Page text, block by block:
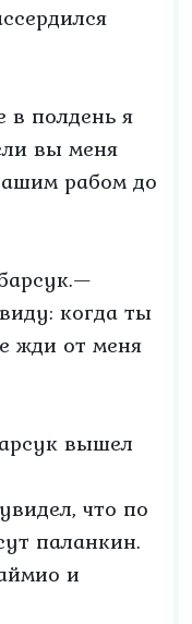
в полдень я
вы меня
рабом до
когда ты
жди от меня
вышел
что по
паланкин.
и